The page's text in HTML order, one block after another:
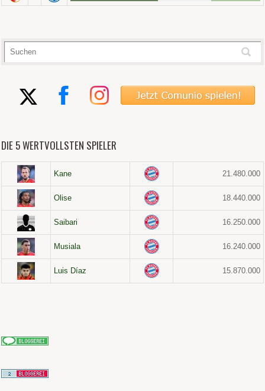
DIE 5 WERTVOLLSTEN SPIELER
Kane 21.480.000
Olise 18.440.000
Saibari 16.250.000
Musiala 16.240.000
Luis Díaz 15.870.000